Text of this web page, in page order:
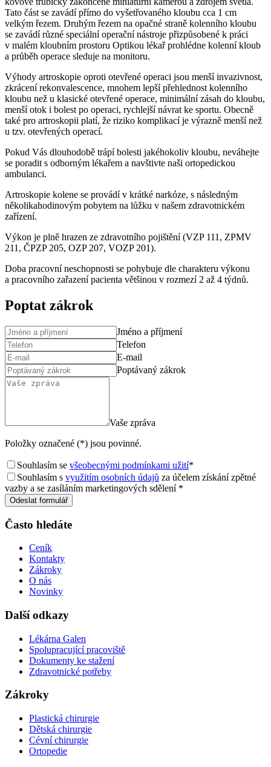
Tato část se zavádí přímo do vyšetřovaného kloubu cca 1 cm
velkým řezem. Druhým řezem na opačné straně kolenního kloubu
se zavádí různé speciální operační nástroje přizpůsobené k práci
v malém kloubním prostoru Optikou lékař prohlédne kolenní kloub
a průběh operace sleduje na monitoru.
Výhody artroskopie oproti otevřené operaci jsou menší invazivnost,
zkrácení rekonvalescence, mnohem lepší přehlednost kolenního
kloubu než u klasické otevřené operace, minimální zásah do kloubu,
menší otok i bolest po operaci, rychlejší návrat ke sportu. Obecně
také pro artroskopii platí, že riziko komplikací je výrazně menší než
u tzv. otevřených operací.
Pokud Vás dlouhodobě trápí bolesti jakéhokoliv kloubu, neváhejte
se poradit s odborným lékařem a navštivte naši ortopedickou
ambulanci.
Artroskopie kolene se provádí v krátké narkóze, s následným
několikahodinovým pobytem na lůžku v našem zdravotnickém
zařízení.
Výkon je plně hrazen ze zdravotního pojištění (VZP 111, ZPMV
211, ČPZP 205, OZP 207, VOZP 201).
Doba pracovní neschopnosti se pohybuje dle charakteru výkonu
a pracovního zařazení pacienta většinou v rozmezí 2 až 4 týdnů.
Poptat zákrok
Jméno a příjmení
Telefon
E-mail
Poptávaný zákrok
Vaše zpráva
Položky označené (*) jsou povinné.
Souhlasím se všeobecnými podmínkami užití*
Souhlasím s využitím osobních údajů za účelem získání zpětné
vazby a se zasíláním marketingových sdělení *
Odeslat formulář
Často hledáte
Ceník
Kontakty
Zákroky
O nás
Novinky
Další odkazy
Lékárna Galen
Spolupracující pracoviště
Dokumenty ke stažení
Zdravotnické potřeby
Zákroky
Plastická chirurgie
Dětská chirurgie
Cévní chirurgie
Ortopedie